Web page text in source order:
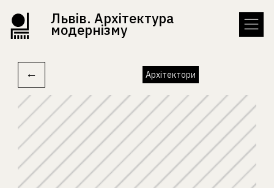
Львів. Архітектура
модернізму
← Архітектори